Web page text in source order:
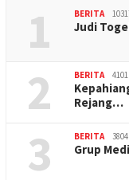
1 BERITA
Judi
2 BERITA
Rejang…
3 BERITA
Grup